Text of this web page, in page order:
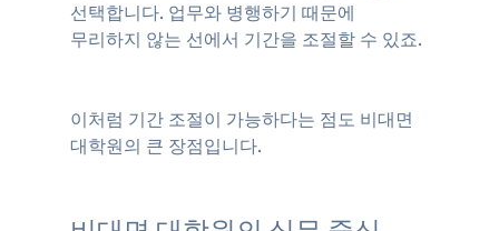
선택합니다. 업무와 병행하기 때문에
무리하지 않는 선에서 기간을 조절할 수 있죠.
이처럼 기간 조절이 가능하다는 점도 비대면
대학원의 큰 장점입니다.